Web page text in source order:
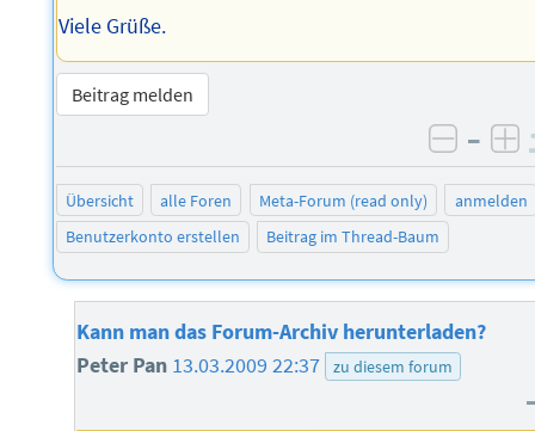
Viele Grüße.
Beitrag melden
–
Übersicht alle Foren Meta-Forum (read only)
anmelden
Benutzerkonto erstellen
Beitrag im Thread-Baum
Kann man das Forum-Archiv herunterladen?
Peter Pan 13.03.2009 22:37 zu diesem forum